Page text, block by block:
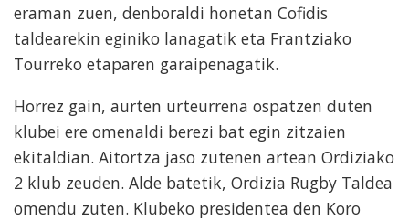
eraman zuen, denboraldi honetan Cofidis
taldearekin eginiko lanagatik eta Frantziako
Tourreko etaparen garaipenagatik.
Horrez gain, aurten urteurrena ospatzen duten
klubei ere omenaldi berezi bat egin zitzaien
ekitaldian. Aitortza jaso zutenen artean Ordiziako
2 klub zeuden. Alde batetik, Ordizia Rugby Taldea
omendu zuten. Klubeko presidentea den Koro